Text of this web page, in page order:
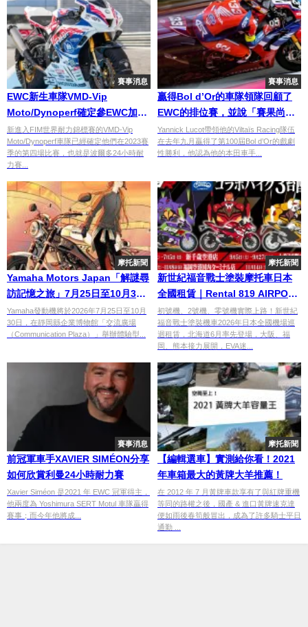
賽事消息
EWC新生車隊VMD-Vip
Moto/Dynoperf確定參EWC加波
爾多站的三位車手
新進入FIM世界耐力錦標賽的VMD-Vip
Moto/Dynoperf車隊已經確定他們在2023賽
季的第四場比賽，也就是波爾多24小時耐
力賽...
賽事消息
贏得Bol d’Or的車隊領隊回顧了
EWC的排位賽，並說「賽果尚未
成功」
Yannick Lucot帶領他的Viltaïs Racing隊伍
在去年九月贏得了第100屆Bol d’Or的戲劇
性勝利，他認為他的本田車手...
摩托新聞
Yamaha Motors Japan「解謎尋
訪記憶之旅」7月25日至10月30
日Communication Plaza限定！
500日圓×沉浸式體驗×無需預約
Yamaha發動機將於2026年7月25日至10月
30日，在靜岡縣企業博物館「交流廣場
（Communication Plaza）」舉辦體驗型...
摩托新聞
新世紀福音戰士塗裝摩托車日本
全國租賃｜Rental 819 AIRPORT
TOUR 2026北海道大阪福岡熊本
巡迴
初號機、2號機、零號機實際上路！新世紀
福音戰士塗裝機車2026年日本全國機場巡
迴租賃，北海道6月率先登場，大阪、福
岡、熊本接力展開，EVA迷...
賽事消息
前冠軍車手XAVIER SIMÉON分享
如何欣賞利曼24小時耐力賽
Xavier Siméon 是2021 年 EWC 冠軍得主，
他兩度為 Yoshimura SERT Motul 車隊贏得
賽事；而今年他將成...
摩托新聞
【編輯選車】實測給你看！2021
年車箱最大的黃牌大羊推薦！
在 2012 年 7 月黃牌車款享有了與紅牌重機
等同的路權之後，國產 & 進口黃牌速克達
便如雨後春筍般冒出，成為了許多騎士平日
通勤 ...